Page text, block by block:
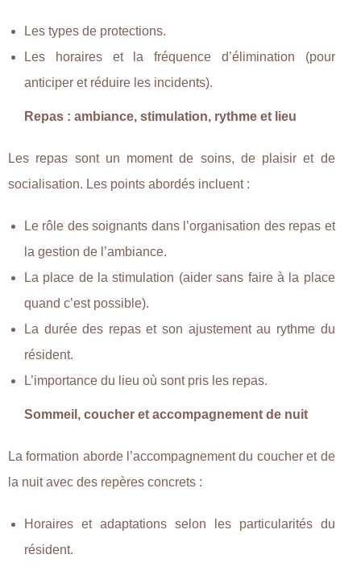
Les types de protections.
Les horaires et la fréquence d’élimination (pour
anticiper et réduire les incidents).
Repas : ambiance, stimulation, rythme et lieu
Les repas sont un moment de soins, de plaisir et de
socialisation. Les points abordés incluent :
Le rôle des soignants dans l’organisation des repas et
la gestion de l’ambiance.
La place de la stimulation (aider sans faire à la place
quand c’est possible).
La durée des repas et son ajustement au rythme du
résident.
L’importance du lieu où sont pris les repas.
Sommeil, coucher et accompagnement de nuit
La formation aborde l’accompagnement du coucher et de
la nuit avec des repères concrets :
Horaires et adaptations selon les particularités du
résident.